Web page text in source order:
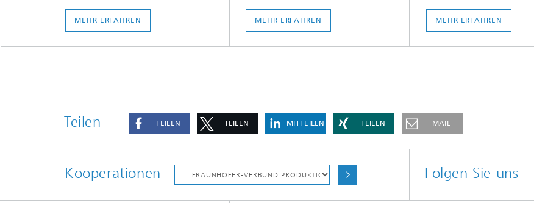
MEHR ERFAHREN MEHR ERFAHREN MEHR ERFAHREN
Teilen TEILEN TEILEN MITTEILEN TEILEN MAIL
Kooperationen Folgen Sie uns